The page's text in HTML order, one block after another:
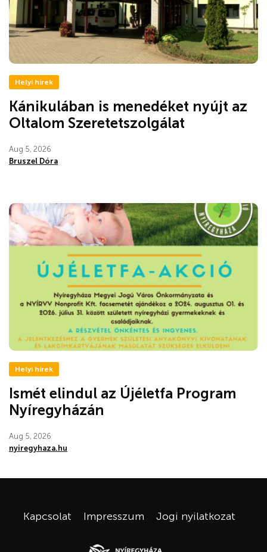
Helyi hírek
Kánikulában is menedéket nyújt az
Oltalom Szeretetszolgálat
Aug 5, 2026
Bruszel Dóra
Helyi hírek
Ismét elindul az Újéletfa Program
Nyíregyházán
Aug 5, 2026
nyiregyhaza.hu
Kapcsolat Impresszum Jogi nyilatkozat